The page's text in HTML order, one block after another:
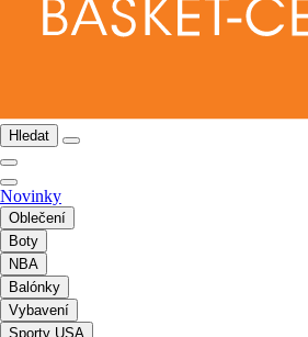
Hledat
Novinky
Oblečení
Boty
NBA
Balónky
Vybavení
Sporty USA